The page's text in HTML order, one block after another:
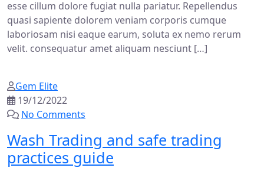
esse cillum dolore fugiat nulla pariatur. Repellendus
quasi sapiente dolorem veniam corporis cumque
laboriosam nisi eaque earum, soluta ex nemo rerum
velit. consequatur amet aliquam nesciunt […]
Gem Elite
19/12/2022
No Comments
Wash Trading and safe trading
practices guide